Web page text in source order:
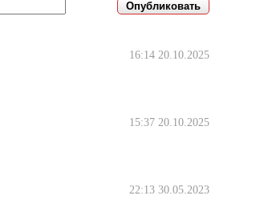
16:14 20.10.2025
15:37 20.10.2025
22:13 30.05.2023